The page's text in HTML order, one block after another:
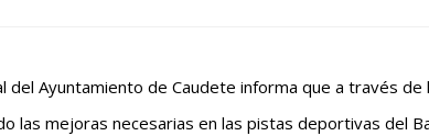
del Ayuntamiento de Caudete informa que a través de
las mejoras necesarias en las pistas deportivas del